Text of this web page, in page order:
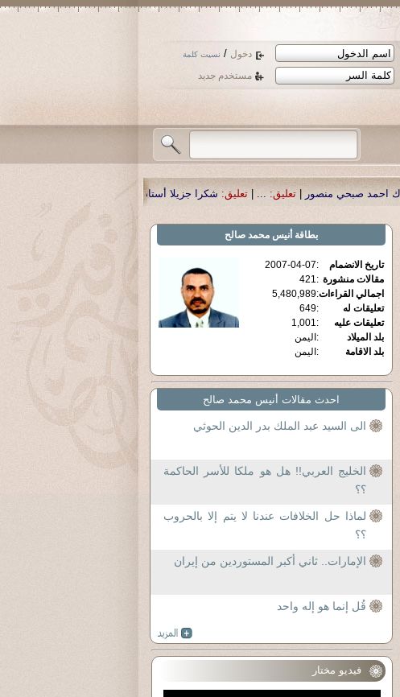
دخول / نسيت كلمة
مستخدم جديد
...
|تعليق: شكرا جزيلا أستاذ حمد الحمد .أكرمكم الله .|تعليق:
بطاقة أنيس محمد صالح
تاريخ الانضمام :
2007-04-07
مقالات منشورة :
421
اجمالي القراءات:
5,480,989
تعليقات له
:
649
تعليقات عليه
:
1,001
بلد الميلاد
: اليمن
بلد الاقامة
: اليمن
احدث مقالات أنيس محمد صالح
الى السيد عبد الملك بدر الدين الحوثي
الخليج العربي!! هل هو ملكا للأسر الحاكمة
؟؟
لماذا حل الخلافات عندنا لا يتم إلا بالحروب
؟؟
الإمارات.. ثاني أكبر المستوردين من إيران
قُل إنما هو إله واحد
فيديو مختار